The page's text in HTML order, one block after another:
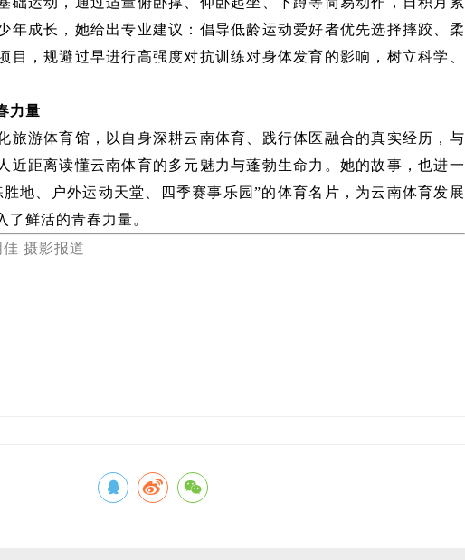
年成长，她给出专业建议：倡导低龄运动爱好者优先选择摔跤、柔
目，规避过早进行高强度对抗训练对身体发育的影响，树立科学、
力量
旅游体育馆，以自身深耕云南体育、践行体医融合的真实经历，与
近距离读懂云南体育的多元魅力与蓬勃生命力。她的故事，也进一
地、户外运动天堂、四季赛事乐园”的体育名片，为云南体育发展
了鲜活的青春力量。
摄影报道